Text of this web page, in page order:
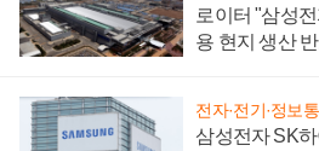
로이터 "삼성
용 현지 생산
전자·전기·정보
삼성전자 SK